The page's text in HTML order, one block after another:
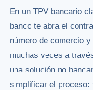
En un TPV bancario
banco te abra el
número de comercio
muchas veces a
una solución no
simplificar el